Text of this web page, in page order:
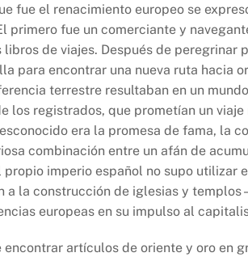
fue el renacimiento europeo se
primero fue un comerciante y
de viajes. Después de peregrinar
para encontrar una nueva ruta hacia
terrestre resultaban en un
los registrados, que prometían un
era la promesa de fama, la
combinación entre un afán de
propio imperio español no supo
a la construcción de iglesias y
europeas en su impulso al
encontrar artículos de oriente y oro en